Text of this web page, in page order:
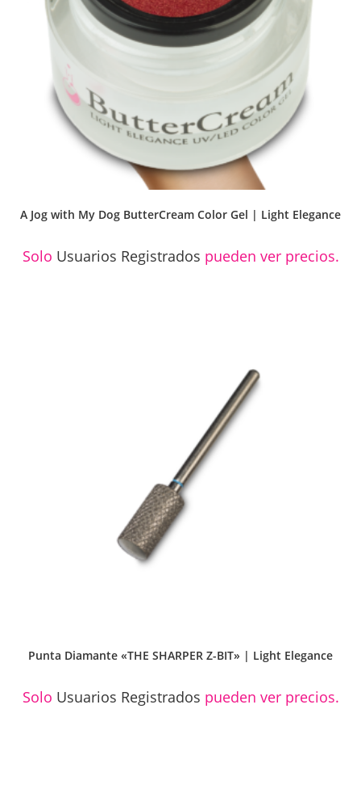
A Jog with My Dog ButterCream Color Gel | Light Elegance
Solo Usuarios Registrados pueden ver precios.
Punta Diamante «THE SHARPER Z-BIT» | Light Elegance
Solo Usuarios Registrados pueden ver precios.